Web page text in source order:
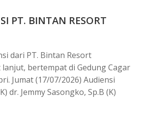
PT. BINTAN RESORT
dari PT. Bintan Resort
bertempat di Gedung Cagar
Jumat (17/07/2026) Audiensi
Jemmy Sasongko, Sp.B (K)